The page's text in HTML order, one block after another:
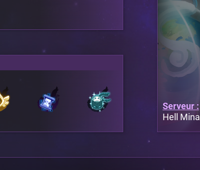
Serveur :
Hell Mina